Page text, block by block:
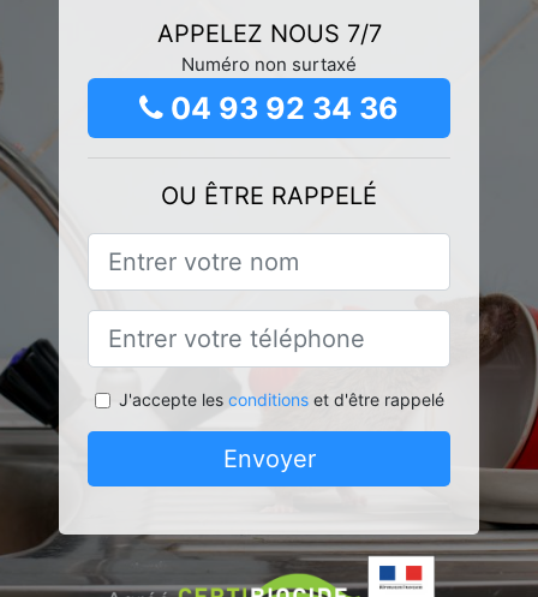
APPELEZ NOUS 7/7
Numéro non surtaxé
04 93 92 34 36
OU ÊTRE RAPPELÉ
J'accepte les conditionset d'être rappelé
Envoyer